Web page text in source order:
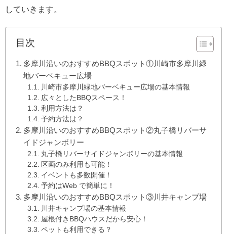
していきます。
目次
多摩川沿いのおすすめBBQスポット①川崎市多摩川緑
地バーベキュー広場
川崎市多摩川緑地バーベキュー広場の基本情報
広々としたBBQスペース！
利用方法は？
予約方法は？
多摩川沿いのおすすめBBQスポット②丸子橋リバーサ
イドジャンボリー
丸子橋リバーサイドジャンボリーの基本情報
区画のみ利用も可能！
イベントも多数開催！
予約はWeb で簡単に！
多摩川沿いのおすすめBBQスポット③川井キャンプ場
川井キャンプ場の基本情報
屋根付きBBQハウスだから安心！
ペットも利用できる？